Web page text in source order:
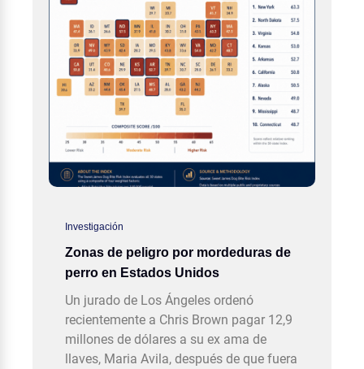
Investigación
Zonas de peligro por mordeduras de
perro en Estados Unidos
Un jurado de Los Ángeles ordenó
recientemente a Chris Brown pagar 12,9
millones de dólares a su ex ama de
llaves, Maria Avila, después de que fuera